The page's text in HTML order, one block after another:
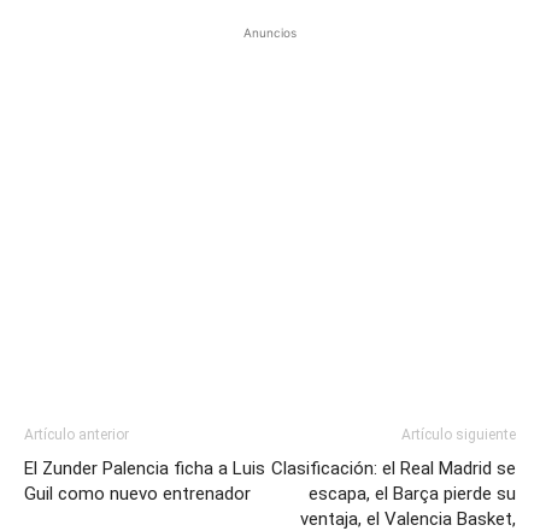
Anuncios
Artículo anterior
El Zunder Palencia ficha a Luis
Guil como nuevo entrenador
Artículo siguiente
Clasificación: el Real Madrid se
escapa, el Barça pierde su
ventaja, el Valencia Basket,